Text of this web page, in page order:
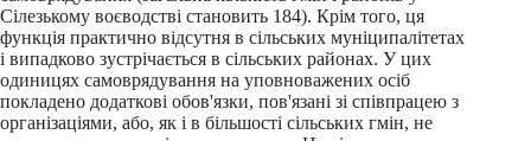
Сілезькому воєводстві становить 184). Крім того, ця
функція практично відсутня в сільських муніципалітетах
і випадково зустрічається в сільських районах. У цих
одиницях самоврядування на уповноважених осіб
покладено додаткові обов'язки, пов'язані зі співпрацею з
організаціями, або, як і в більшості сільських гмін, не